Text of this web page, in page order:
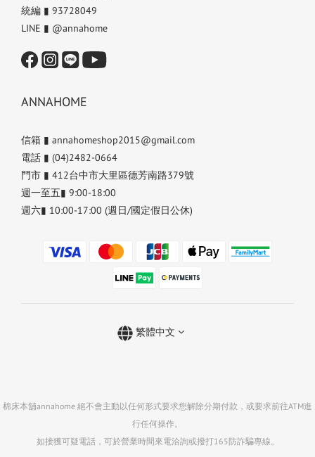
統編 ▮ 93728049
LINE ▮ @annahome
ANNAHOME
信箱 ▮ annahomeshop2015@gmail.com
電話 ▮ (04)2482-0664
門市 ▮ 412台中市大里區德芳南路379號
週一至五▮ 9:00-18:00
週六▮ 10:00-17:00 (週日/國定假日公休)
繁體中文
棉床本舖annahome 絕不會主動以任何形式要求您解除分期付款，或要求前往ATM進
行任何操作。
如接獲可疑電話，可於營業時間來電洽詢或撥打165防詐騙專線。